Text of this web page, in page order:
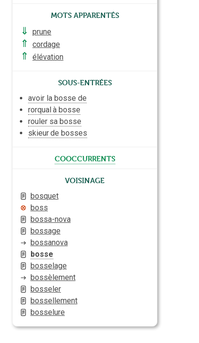
Mots apparentés
⇓
prune
⇑ cordage
⇑ élévation
Sous-entrées
avoir la bosse de
rorqualà bosse
rouler sa bosse
skieurde bosses
cooccurrents
Voisinage
bosquet
boss
bossa-nova
bossage
bossanova
bosse
bosselage
bossèlement
bosseler
bossellement
bosselure